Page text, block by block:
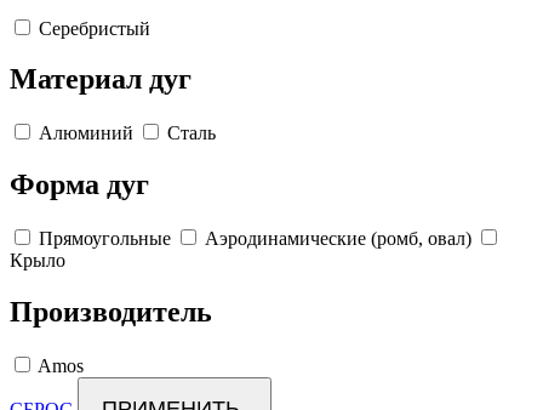
Серебристый
Материал дуг
Алюминий Сталь
Форма дуг
Прямоугольные
Аэродинамические (ромб, овал)
Крыло
Производитель
Amos